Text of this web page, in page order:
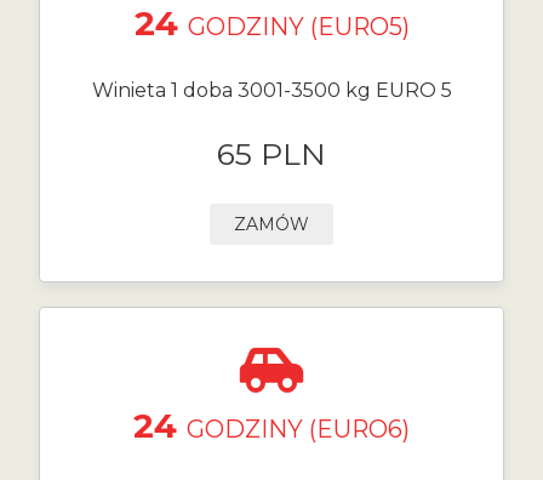
24 GODZINY (EURO5)
Winieta 1 doba 3001-3500 kg EURO 5
65 PLN
ZAMÓW
24 GODZINY (EURO6)